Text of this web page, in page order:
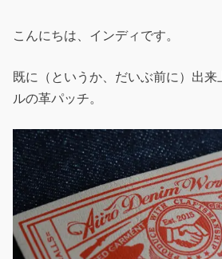
こんにちは、インディです。
既に（というか、だいぶ前に）出
ルの革パッチ。